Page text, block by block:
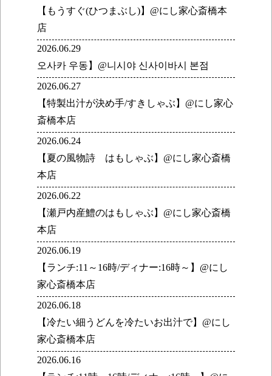
【もうすぐ(ひつまぶし)】@にし家心斎橋本
店
2026.06.29
오사카 우동】@니시야 신사이바시 본점
2026.06.27
【特製出汁が決め手/すきしゃぶ】@にし家心
斎橋本店
2026.06.24
【夏の風物詩 はもしゃぶ】@にし家心斎橋
本店
2026.06.22
【瀬戸内産鱧のはもしゃぶ】@にし家心斎橋
本店
2026.06.19
【ランチ:11～16時/ディナー:16時～】@にし
家心斎橋本店
2026.06.18
【冷たい細うどんを冷たいお出汁で】@にし
家心斎橋本店
2026.06.16